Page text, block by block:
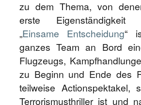
zu dem Thema, von
erste
„Einsame Entscheidung“
ganzes Team an Bord
Flugzeugs,
zu Beginn und Ende des
teilweise Actionspektakel,
Terrorismusthriller ist und